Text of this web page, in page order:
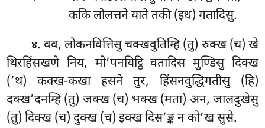
ककि लोलत्तने याते तकी (इध) गतादिसु.
४.वव, लोकनवित्तिसु चक्खवुतिम्हि (तु) रुक्ख (च) खे
थिरहिंसखणे निय, मो’पनयिट्ठि वतादिस मुण्डिसु दिक्ख
(’थ) कक्ख-कखा हसने तुर, हिंसनवुद्धिगतीसु (हि)
दक्ख’दनम्हि (तु) जक्ख (च) भक्ख (मता) अन, जालदुखेसु
(तु) दिक्ख (च) दुक्ख (च) इक्ख दिस’ङ्क न को’ख सुसे.